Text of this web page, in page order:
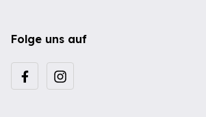
Folge uns auf